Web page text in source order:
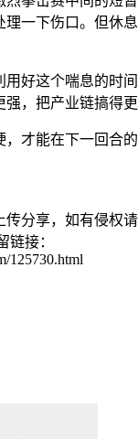
一下伤口。但休
用好这个喘息的时
，把产业链搞得更
，才能在下一回合
传分享，如有侵权
链接：
125730.html